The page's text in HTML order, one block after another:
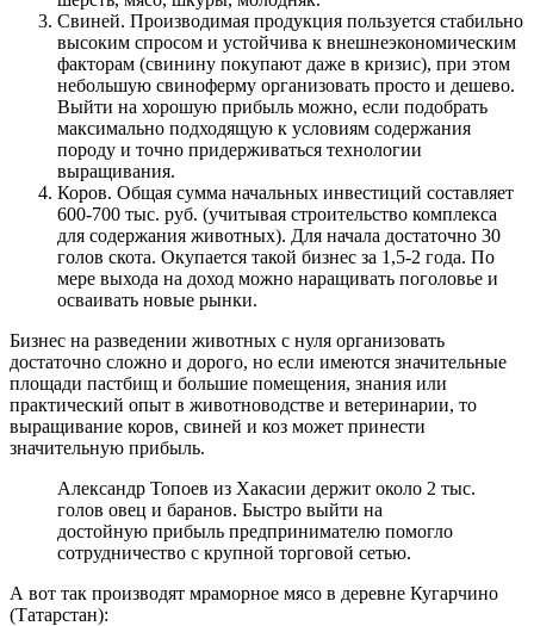
Свиней. Производимая продукция пользуется стабильно
высоким спросом и устойчива к внешнеэкономическим
факторам (свинину покупают даже в кризис), при этом
небольшую свиноферму организовать просто и дешево.
Выйти на хорошую прибыль можно, если подобрать
максимально подходящую к условиям содержания
породу и точно придерживаться технологии
выращивания.
Коров. Общая сумма начальных инвестиций составляет
600-700 тыс. руб. (учитывая строительство комплекса
для содержания животных). Для начала достаточно 30
голов скота. Окупается такой бизнес за 1,5-2 года. По
мере выхода на доход можно наращивать поголовье и
осваивать новые рынки.
Бизнес на разведении животных с нуля организовать
достаточно сложно и дорого, но если имеются значительные
площади пастбищ и большие помещения, знания или
практический опыт в животноводстве и ветеринарии, то
выращивание коров, свиней и коз может принести
значительную прибыль.
Александр Топоев из Хакасии держит около 2 тыс.
голов овец и баранов. Быстро выйти на
достойную прибыль предпринимателю помогло
сотрудничество с крупной торговой сетью.
А вот так производят мраморное мясо в деревне Кугарчино
(Татарстан):